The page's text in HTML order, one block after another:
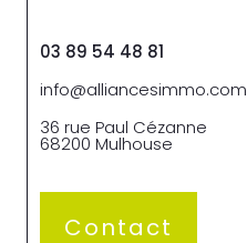
03 89 54 48 81
info@alliancesimmo.com
36 rue Paul Cézanne
68200 Mulhouse
Contact